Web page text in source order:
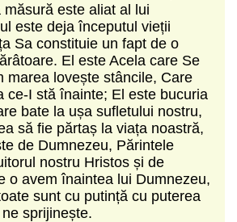
este aliat al lui
este deja începutul vieții
Sa constituie un fapt de o
El este Acela care Se
marea lovește stâncile, Care
ce-I stă înainte; El este bucuria
bate la ușa sufletului nostru,
să fie părtaș la viața noastră,
de Dumnezeu, Părintele
nostru Hristos și de
o avem înaintea lui Dumnezeu,
sunt cu putință cu puterea
sprijinește.